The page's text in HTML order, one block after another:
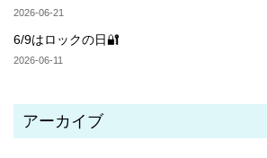
2026-06-21
6/9はロックの日🔐
2026-06-11
アーカイブ